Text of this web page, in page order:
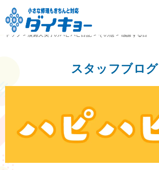
トップ
> 淡路久美子のハピハピ日記 > その他 > 感謝する日
スタッフブログ